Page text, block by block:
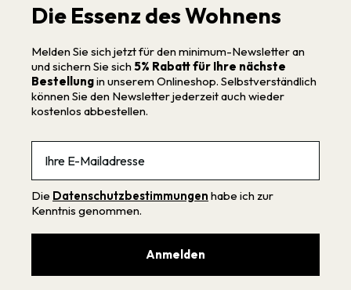
Die Essenz des Wohnens
Melden Sie sich jetzt für den minimum-Newsletter an
und sichern Sie sich 5% Rabatt für Ihre nächste
Bestellungin unserem Onlineshop. Selbstverständlich
können Sie den Newsletter jederzeit auch wieder
kostenlos abbestellen.
Die Datenschutzbestimmungen habe ich zur
Kenntnis genommen.
Anmelden